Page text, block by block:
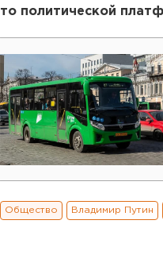
то политической
Общество Владимир Путин